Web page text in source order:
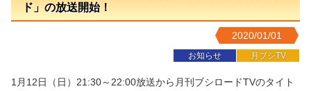
お問い合わせ
コミックグロウル
ド」の放送開始！
2020/01/01
お知らせ 月ブシTV
1月12日（日）21:30～22:00放送から月刊ブシロードTVのタイト